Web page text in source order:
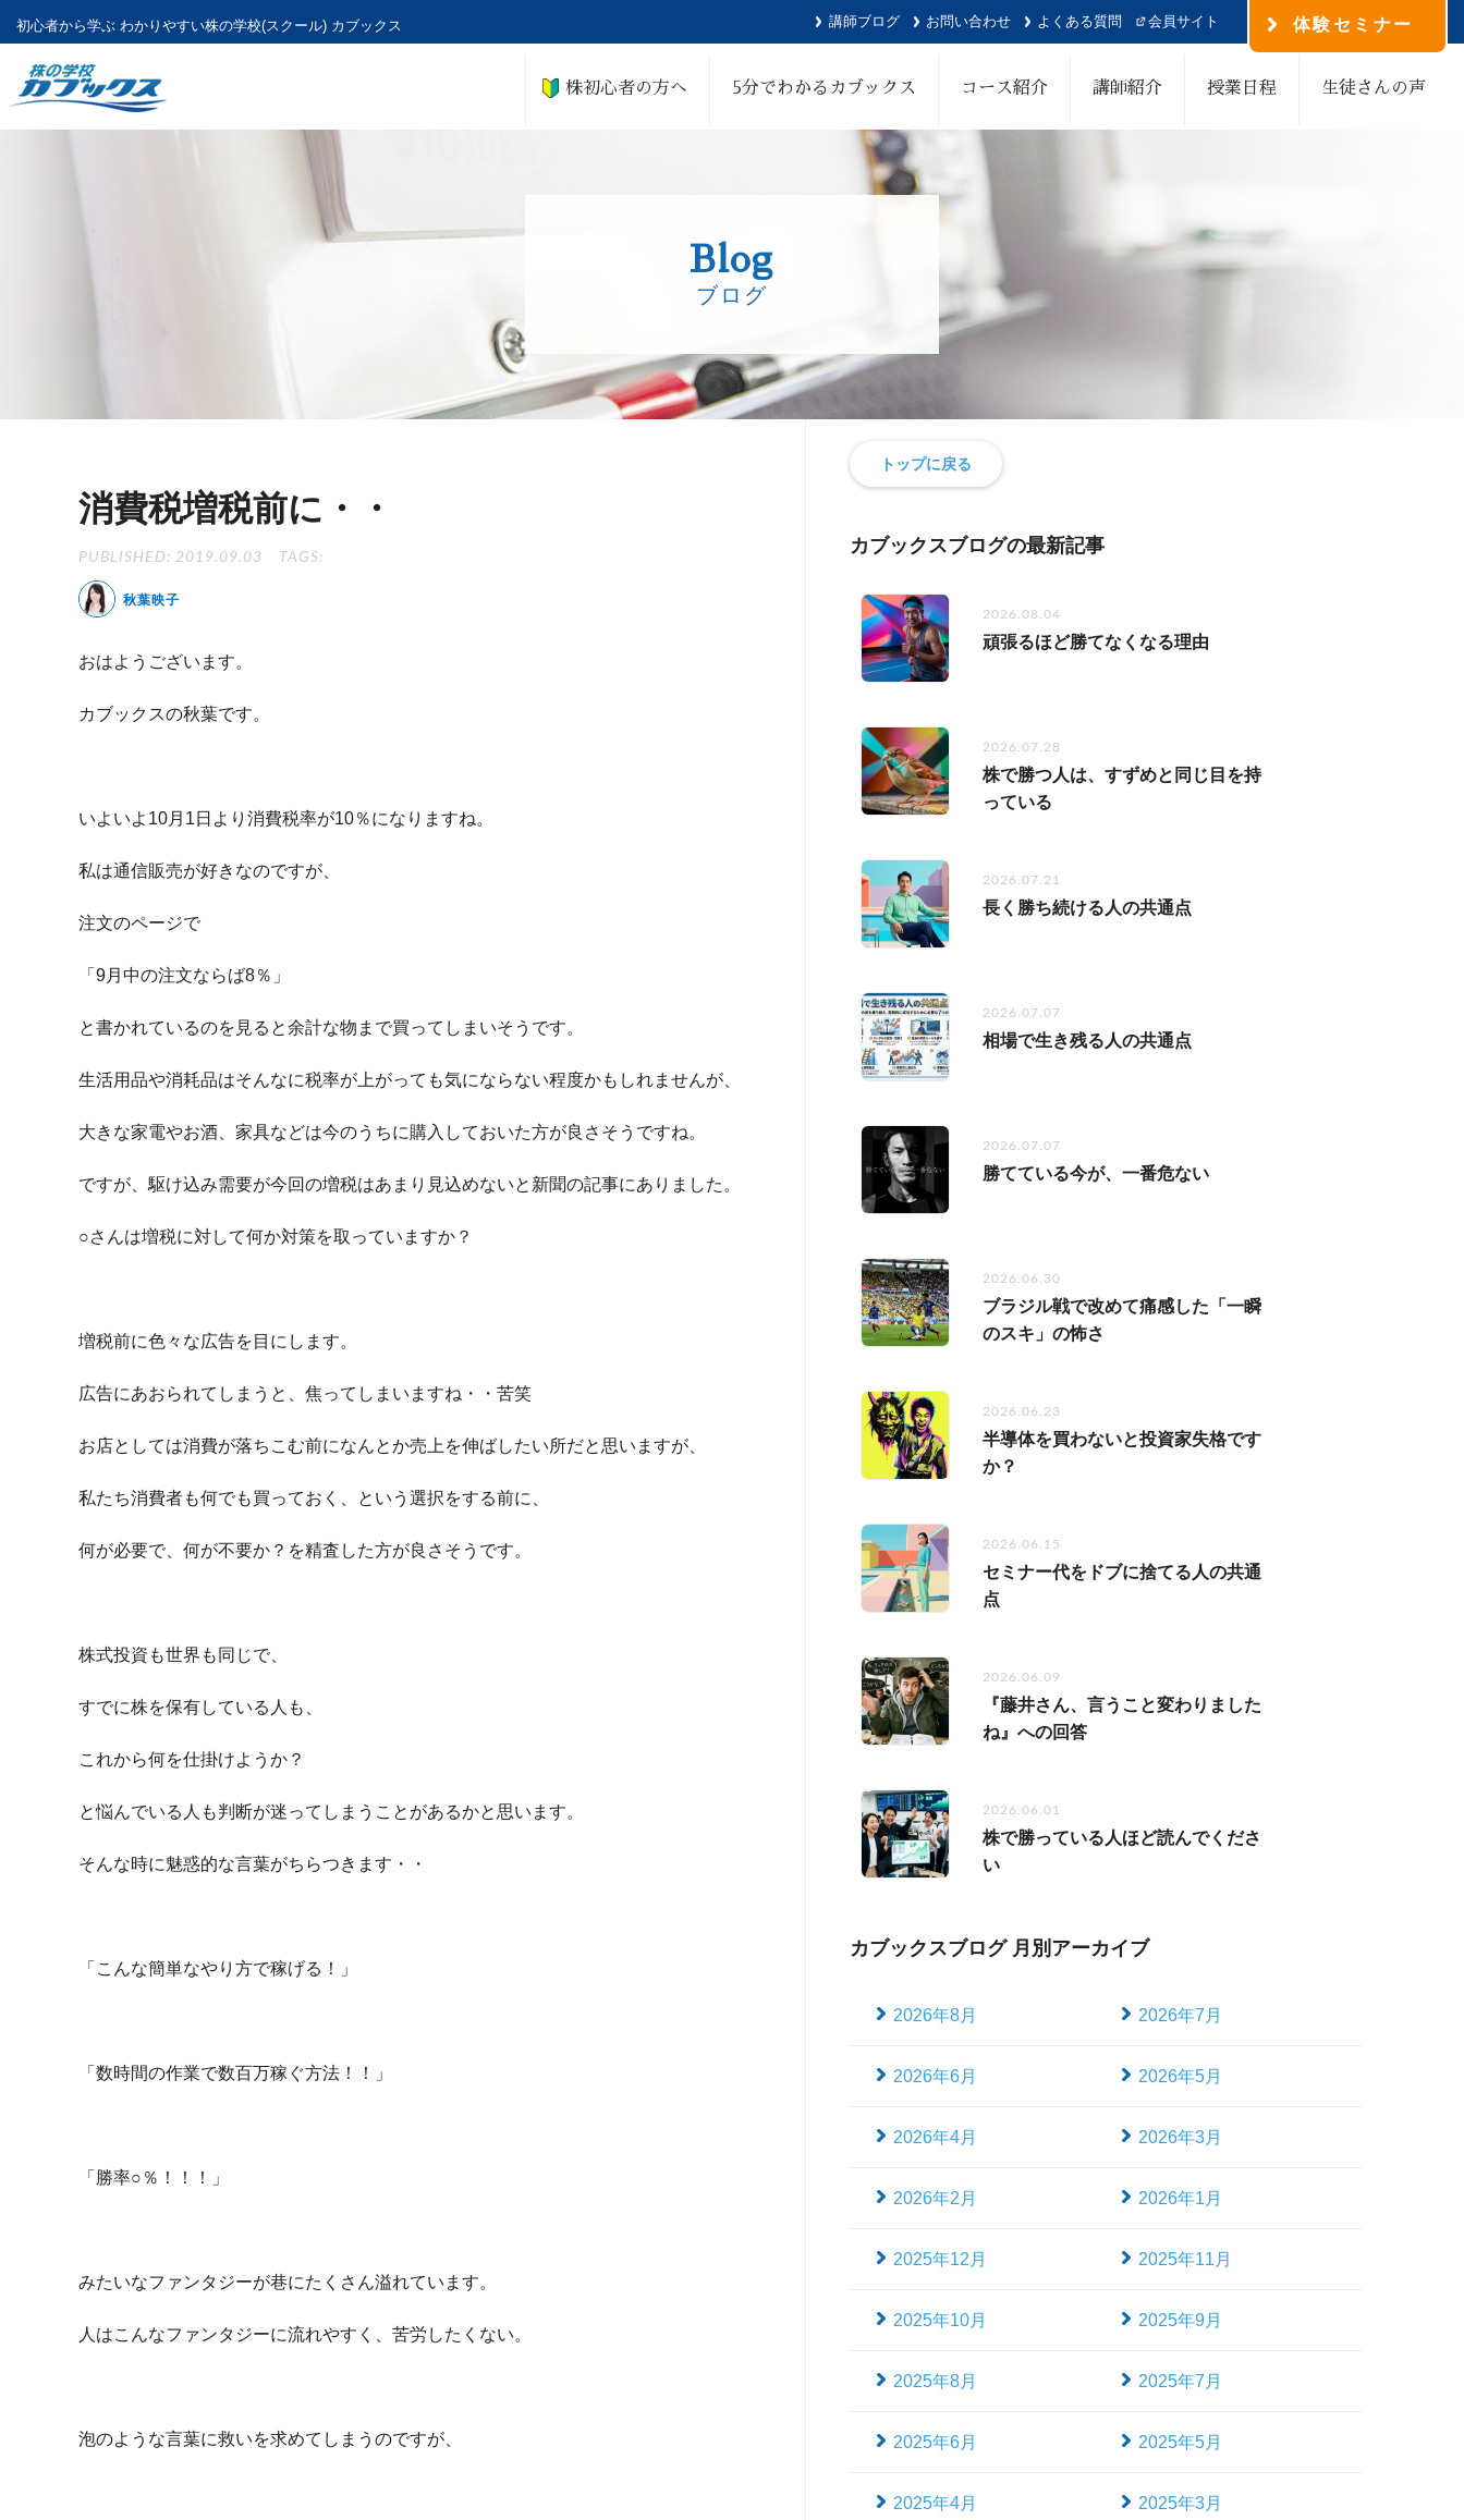
初心者から学ぶ わかりやすい株の学校(スクール) カブックス 講師ブログ お問い合わせ よくある質問 会員サイト 体験セミナー
株初心者の方へ 5分でわかるカブックス コース紹介 講師紹介 授業日程 生徒さんの声
Blog
ブログ
消費税増税前に・・
PUBLISHED: 2019.09.03 TAGS:
秋葉映子
おはようございます。
カブックスの秋葉です。
いよいよ10月1日より消費税率が10％になりますね。
私は通信販売が好きなのですが、
注文のページで
「9月中の注文ならば8％」
と書かれているのを見ると余計な物まで買ってしまいそうです。
生活用品や消耗品はそんなに税率が上がっても気にならない程度かもしれませんが、
大きな家電やお酒、家具などは今のうちに購入しておいた方が良さそうですね。
ですが、駆け込み需要が今回の増税はあまり見込めないと新聞の記事にありました。
○さんは増税に対して何か対策を取っていますか？
増税前に色々な広告を目にします。
広告にあおられてしまうと、焦ってしまいますね・・苦笑
お店としては消費が落ちこむ前になんとか売上を伸ばしたい所だと思いますが、
私たち消費者も何でも買っておく、という選択をする前に、
何が必要で、何が不要か？を精査した方が良さそうです。
株式投資も世界も同じで、
すでに株を保有している人も、
これから何を仕掛けようか？
と悩んでいる人も判断が迷ってしまうことがあるかと思います。
そんな時に魅惑的な言葉がちらつきます・・
「こんな簡単なやり方で稼げる！」
「数時間の作業で数百万稼ぐ方法！！」
「勝率○％！！！」
みたいなファンタジーが巷にたくさん溢れています。
人はこんなファンタジーに流れやすく、苦労したくない。
泡のような言葉に救いを求めてしまうのですが、
トップに戻る
カブックスブログの最新記事
2026.08.04
頑張るほど勝てなくなる理由
2026.07.28
株で勝つ人は、すずめと同じ目を持
っている
2026.07.21
長く勝ち続ける人の共通点
2026.07.07
相場で生き残る人の共通点
2026.07.07
勝てている今が、一番危ない
2026.06.30
ブラジル戦で改めて痛感した「一瞬
のスキ」の怖さ
2026.06.23
半導体を買わないと投資家失格です
か？
2026.06.15
セミナー代をドブに捨てる人の共通
点
2026.06.09
『藤井さん、言うこと変わりました
ね』への回答
2026.06.01
株で勝っている人ほど読んでくださ
い
カブックスブログ 月別アーカイブ
2026年8月 2026年7月
2026年6月 2026年5月
2026年4月 2026年3月
2026年2月 2026年1月
2025年12月 2025年11月
2025年10月 2025年9月
2025年8月 2025年7月
2025年6月 2025年5月
2025年4月 2025年3月